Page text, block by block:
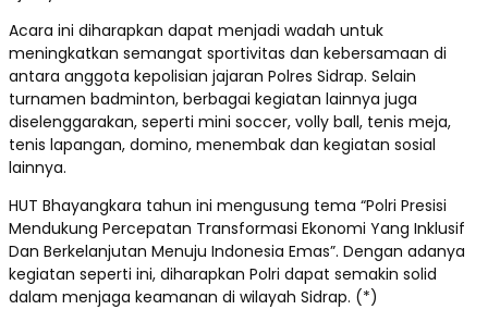
Acara ini diharapkan dapat menjadi wadah untuk
meningkatkan semangat sportivitas dan kebersamaan di
antara anggota kepolisian jajaran Polres Sidrap. Selain
turnamen badminton, berbagai kegiatan lainnya juga
diselenggarakan, seperti mini soccer, volly ball, tenis meja,
tenis lapangan, domino, menembak dan kegiatan sosial
lainnya.
HUT Bhayangkara tahun ini mengusung tema “Polri Presisi
Mendukung Percepatan Transformasi Ekonomi Yang Inklusif
Dan Berkelanjutan Menuju Indonesia Emas”. Dengan adanya
kegiatan seperti ini, diharapkan Polri dapat semakin solid
dalam menjaga keamanan di wilayah Sidrap. (*)